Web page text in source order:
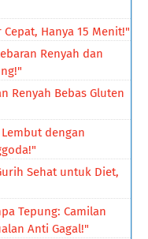
Hanya 15 Menit!"
Renyah dan
Renyah Bebas Gluten
dengan
Sehat untuk Diet,
Tepung: Camilan
Anti Gagal!"